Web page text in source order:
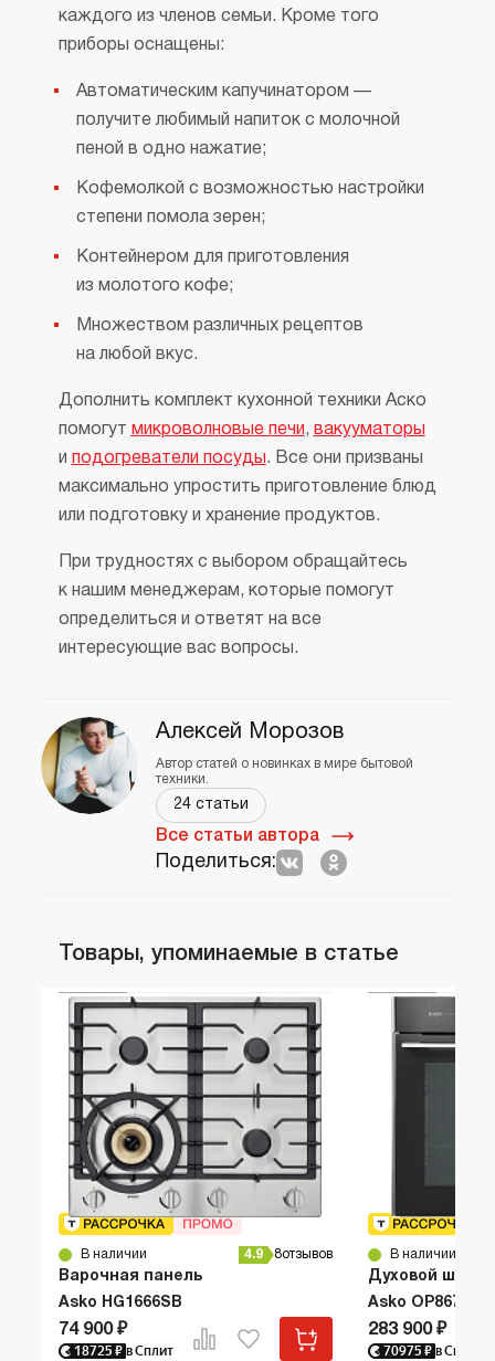
каждого из членов семьи. Кроме того
приборы оснащены:
Автоматическим капучинатором —
получите любимый напиток с молочной
пеной в одно нажатие;
Кофемолкой с возможностью настройки
степени помола зерен;
Контейнером для приготовления
из молотого кофе;
Множеством различных рецептов
на любой вкус.
Дополнить комплект кухонной техники Аско
помогут микроволновые печи , вакууматоры
и подогреватели посуды . Все они призваны
максимально упростить приготовление блюд
или подготовку и хранение продуктов.
При трудностях с выбором обращайтесь
к нашим менеджерам, которые помогут
определиться и ответят на все
интересующие вас вопросы.
Алексей Морозов
Автор статей о новинках в мире бытовой
техники.
24 статьи
Все статьи автора
Поделиться:
Товары, упоминаемые в статье
В наличии 4.9 8отзывов
Варочная панель
Asko HG1666SB
74 900 ₽
18725 ₽ в Сплит
В наличии
Духовой шкаф
Asko OP8678G
283 900 ₽
70975 ₽ в Сплит